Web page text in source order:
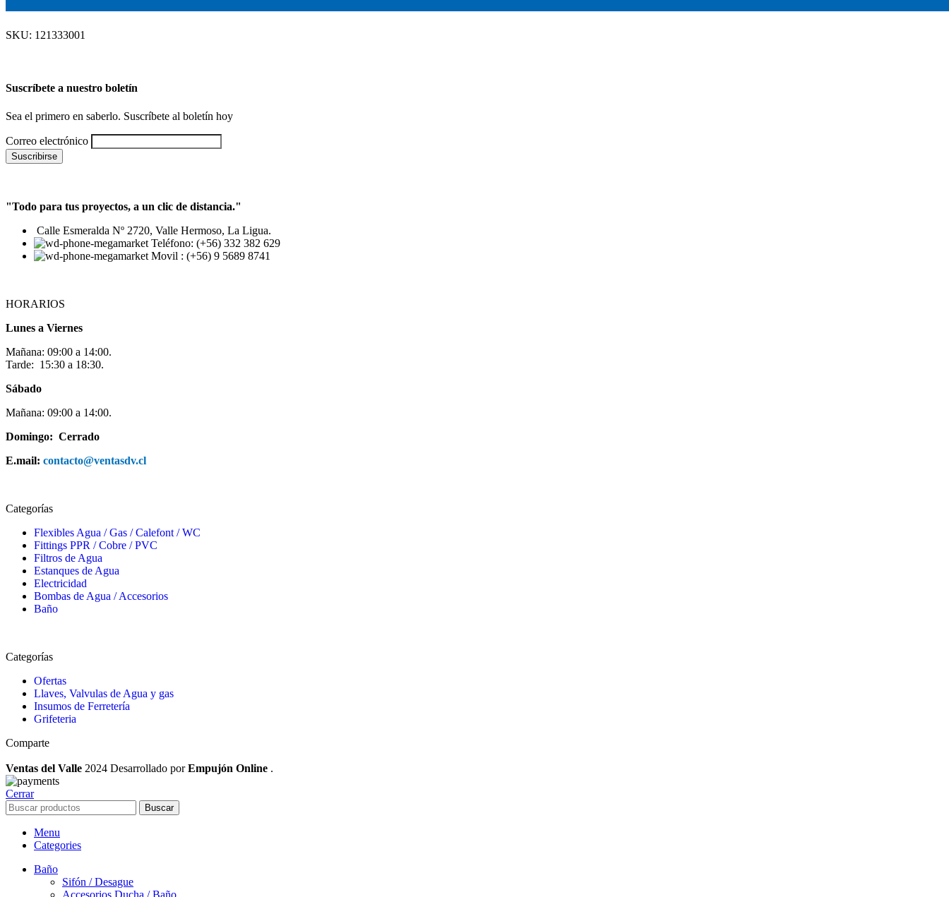
SKU: 121333001
Suscríbete a nuestro boletín
Sea el primero en saberlo. Suscríbete al boletín hoy
Correo electrónico
"Todo para tus proyectos, a un clic de distancia."
Calle Esmeralda Nº 2720, Valle Hermoso, La Ligua.
Teléfono: (+56) 332 382 629
Movil : (+56) 9 5689 8741
HORARIOS
Lunes a Viernes
Mañana: 09:00 a 14:00.
Tarde: 15:30 a 18:30.
Sábado
Mañana: 09:00 a 14:00.
Domingo: Cerrado
E.mail: contacto@ventasdv.cl
Categorías
Flexibles Agua / Gas / Calefont / WC
Fittings PPR / Cobre / PVC
Filtros de Agua
Estanques de Agua
Electricidad
Bombas de Agua / Accesorios
Baño
Categorías
Ofertas
Llaves, Valvulas de Agua y gas
Insumos de Ferretería
Grifeteria
Comparte
Ventas del Valle 2024 Desarrollado porEmpujón Online .
Cerrar
Buscar
Menu
Categories
Baño
Sifón / Desague
Accesorios Ducha / Baño